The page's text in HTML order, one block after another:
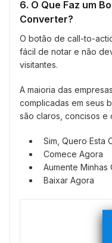
6. O Que Faz um
Converter?
O botão de call-to-
fácil de notar e não
visitantes.
A maioria das
complicadas em seus
são claros, concisos e
Sim, Quero Esta
Comece Agora
Aumente Minhas
Baixar Agora